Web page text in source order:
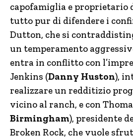
capofamiglia e proprietario
tutto pur di difendere i
Dutton, che si
un temperamento
entra in conflitto con
Jenkins (Danny Huston),
realizzare un redditizio
vicino al ranch, e con
Birmingham), presidente
Broken Rock, che vuole